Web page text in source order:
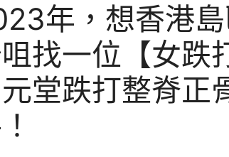
年，想香港
找一位【女跌
堂跌打整脊正